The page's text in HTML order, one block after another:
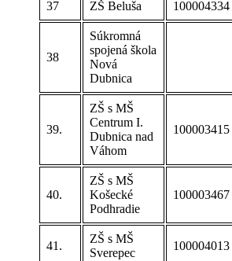
37 ZŠ Beluša 100004334
38
Súkromná
spojená škola
Nová
Dubnica
39.
ZŠ s MŠ
Centrum I.
Dubnica nad
Váhom
100003415
40.
ZŠ s MŠ
Košecké
Podhradie
100003467
41.
ZŠ s MŠ
Sverepec
100004013